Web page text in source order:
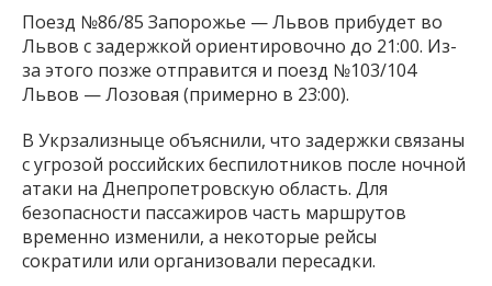
Поезд №86/85 Запорожье — Львов прибудет во
Львов с задержкой ориентировочно до 21:00. Из-
за этого позже отправится и поезд №103/104
Львов — Лозовая (примерно в 23:00).
В Укрзализныце объяснили, что задержки связаны
с угрозой российских беспилотников после ночной
атаки на Днепропетровскую область. Для
безопасности пассажиров часть маршрутов
временно изменили, а некоторые рейсы
сократили или организовали пересадки.